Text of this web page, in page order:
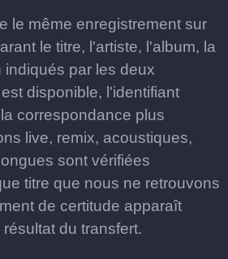
le même enregistrement sur
le titre, l'artiste, l'album, la
indiqués par les deux
disponible, l'identifiant
correspondance plus
live, remix, acoustiques,
sont vérifiées
titre que nous ne retrouvons
de certitude apparaît
du transfert.